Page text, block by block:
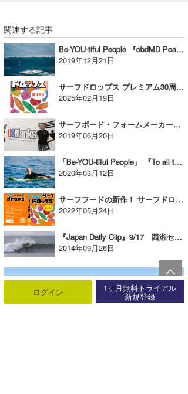
関連する記事
Be-YOU-tiful People 『cbdMD Peahi Challenge 若手の活躍 Vol.2』
2019年12月21日
サーフドロップス プレミアム30周年！総集編が発売！【AD】
2025年02月19日
サーフボード・フォームメーカー『USブランクス・ゼネラルマネージャーJeff Holtby氏』にインタビュー
2019年06月20日
「Be-YOU-tiful People」 『To all the be-YOU-tiful Women 国際女性デイによせて Vol.2』
2020年03月12日
サーフフードの新作！ サーフドロップスVol.４発売決定！【AD】
2022年05月24日
『Japan Daily Clip』9/17 西湘セッション！
2014年09月26日
ログイン 1ヶ月無料トライアル
新規登録